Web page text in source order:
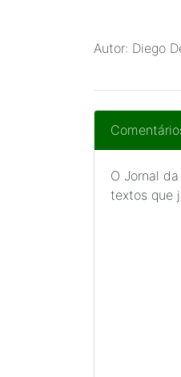
Autor: Diego
O Jornal
textos que